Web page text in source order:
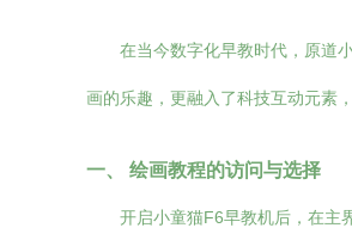
在当今数字化早教时代，原道
画的乐趣，更融入了科技互动元素
一、 绘画教程的访问与选择
开启小童猫F6早教机后，在主